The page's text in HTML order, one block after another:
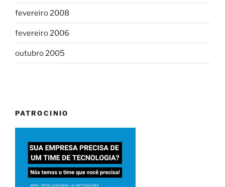
fevereiro 2008
fevereiro 2006
outubro 2005
PATROCINIO